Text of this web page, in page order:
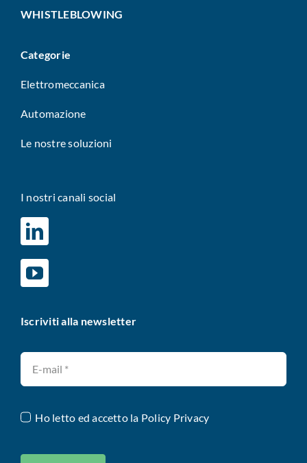
WHISTLEBLOWING
Categorie
Elettromeccanica
Automazione
Le nostre soluzioni
I nostri canali social
Iscriviti alla newsletter
Ho letto ed accetto la Policy Privacy